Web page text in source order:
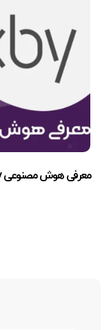
معرفی هوش مصنوعی Bixby + بررسی 6 قابلیت آن